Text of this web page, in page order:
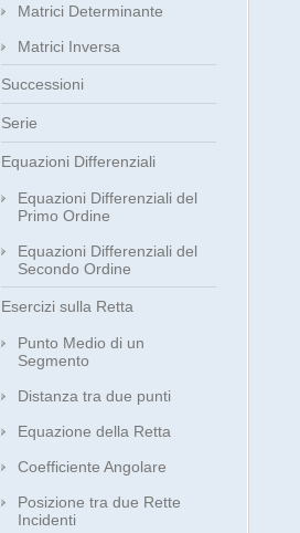
Matrici Determinante
Matrici Inversa
Successioni
Serie
Equazioni Differenziali
Equazioni Differenziali del
Primo Ordine
Equazioni Differenziali del
Secondo Ordine
Esercizi sulla Retta
Punto Medio di un
Segmento
Distanza tra due punti
Equazione della Retta
Coefficiente Angolare
Posizione tra due Rette
Incidenti